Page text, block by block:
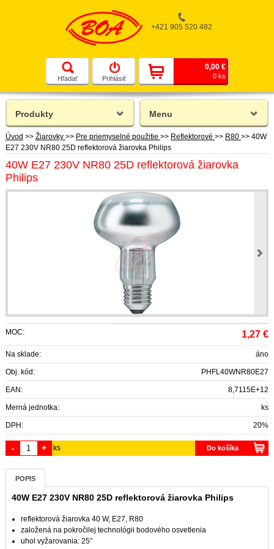
+421 905 520 482
Hľadať Prihlásiť
0,00 €
0 ks
Úvod >> Žiarovky >> Pre priemyselné použitie >> Reflektorové >> R80 >> 40W
E27 230V NR80 25D reflektorová žiarovka Philips
40W E27 230V NR80 25D reflektorová žiarovka
Philips
MOC: 1,27 €
Na sklade: áno
Obj. kód: PHFL40WNR80E27
EAN: 8,7115E+12
Merná jednotka: ks
DPH: 20%
Do košíka
- + ks
POPIS
40W E27 230V NR80 25D reflektorová žiarovka Philips
reflektorová žiarovka 40 W, E27, R80
založená na pokročilej technológii bodového osvetlenia
uhol vyžarovania: 25°
Produkty Menu